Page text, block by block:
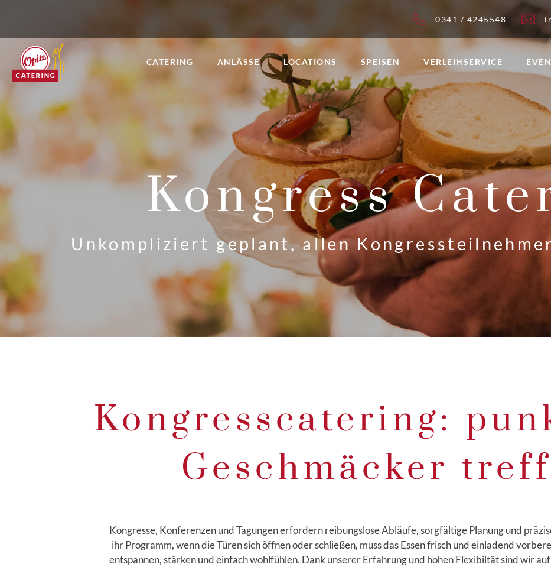
0341 / 4245548
CATERING ANLÄSSE LOCATIONS SPEISEN VERLEIHSERVICE
Kongress
Unkompliziert geplant, allen
Kongresscatering:
Geschmäcker
Kongresse, Konferenzen und Tagungen erfordern reibungslose Abläufe, sorgfältige Planung und
ihr Programm, wenn die Türen sich öffnen oder schließen, muss das Essen frisch und einladend
entspannen, stärken und einfach wohlfühlen. Dank unserer Erfahrung und hohen Flexibiltät sind wir